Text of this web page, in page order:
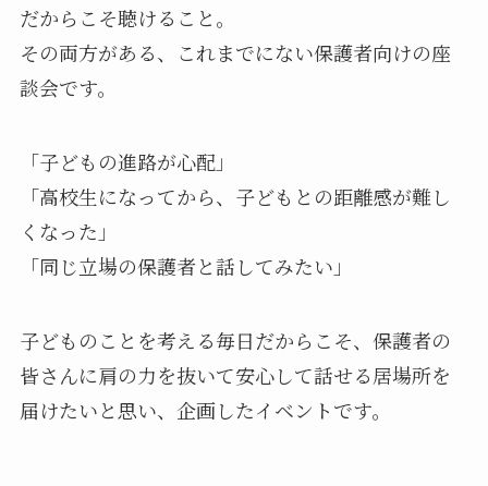
だからこそ聴けること。
その両方がある、これまでにない保護者向けの座
談会です。
「子どもの進路が心配」
「高校生になってから、子どもとの距離感が難し
くなった」
「同じ立場の保護者と話してみたい」
子どものことを考える毎日だからこそ、保護者の
皆さんに肩の力を抜いて安心して話せる居場所を
届けたいと思い、企画したイベントです。